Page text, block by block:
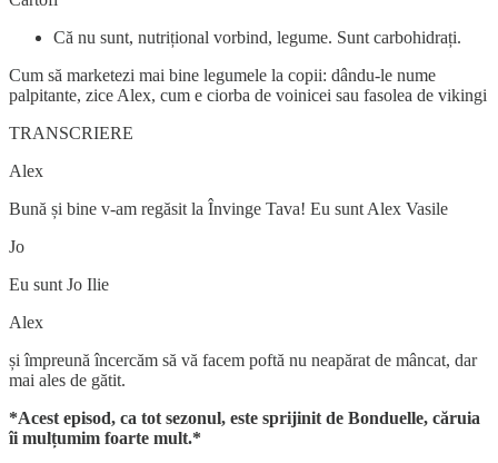
Că nu sunt, nutrițional vorbind, legume. Sunt carbohidrați.
Cum să marketezi mai bine legumele la copii: dându-le nume
palpitante, zice Alex, cum e ciorba de voinicei sau fasolea de vikingi
TRANSCRIERE
Alex
Bună și bine v-am regăsit la Învinge Tava! Eu sunt Alex Vasile
Jo
Eu sunt Jo Ilie
Alex
și împreună încercăm să vă facem poftă nu neapărat de mâncat, dar
mai ales de gătit.
*Acest episod, ca tot sezonul, este sprijinit de Bonduelle, căruia
îi mulțumim foarte mult.*